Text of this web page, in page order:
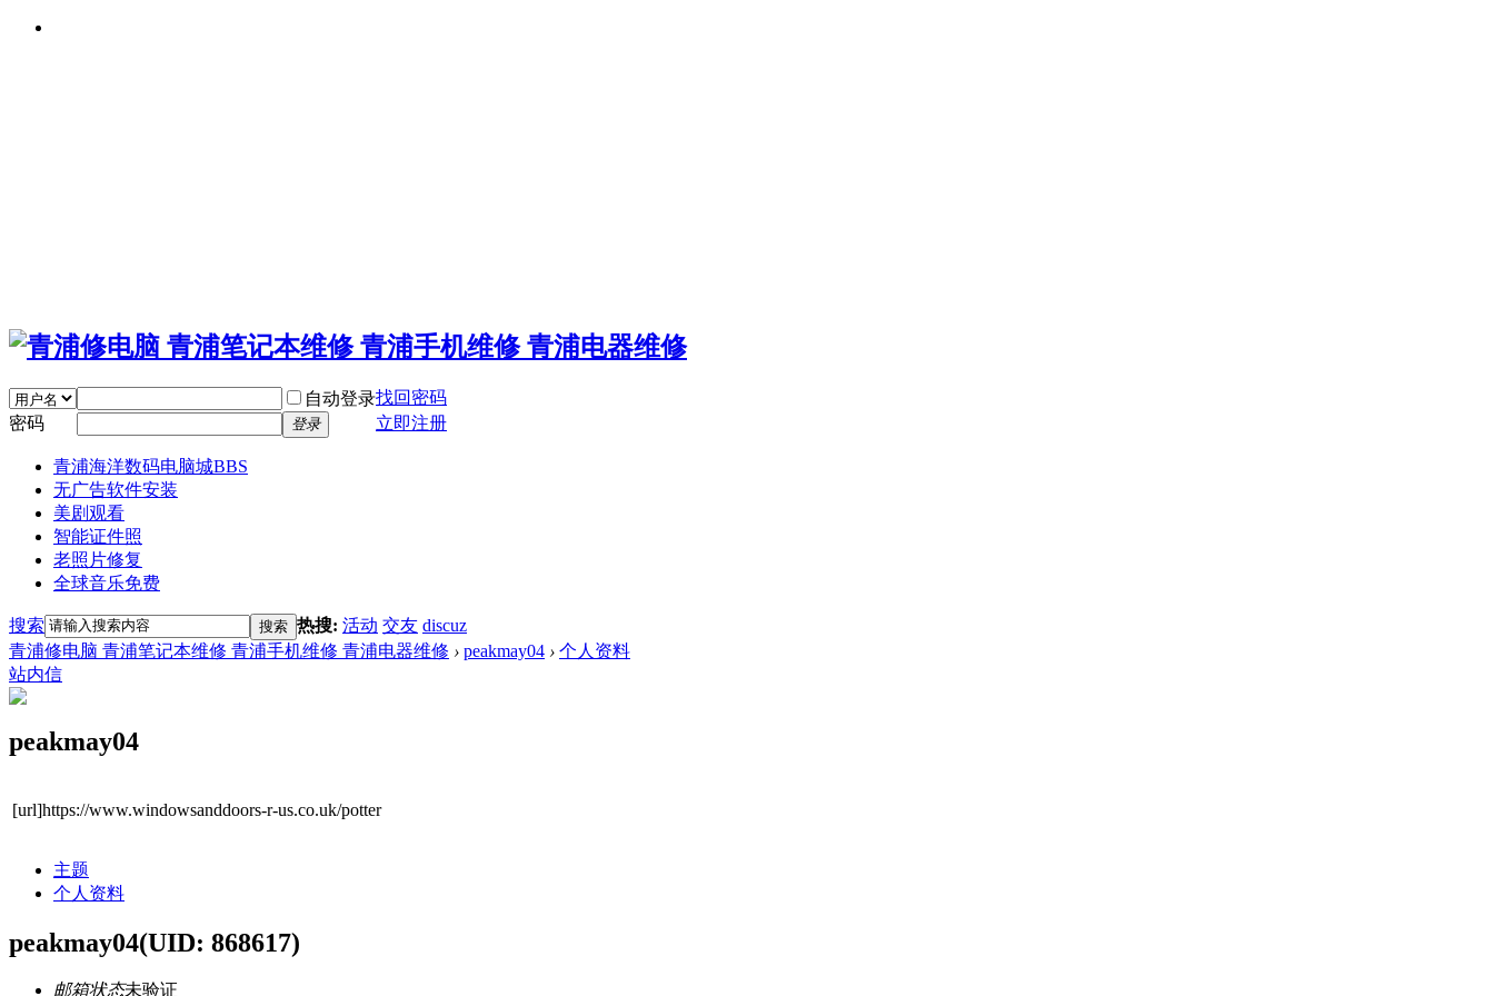
自动登录找回密码
密码
登录 立即注册
青浦海洋数码电脑城BBS
无广告软件安装
美剧观看
智能证件照
老照片修复
全球音乐免费
搜索 搜索 热搜: 活动 交友 discuz
青浦修电脑 青浦笔记本维修 青浦手机维修 青浦电器维修 › peakmay04 › 个人资料
站内信
peakmay04
[url]https://www.windowsanddoors-r-us.co.uk/potter
主题
个人资料
peakmay04(UID: 868617)
邮箱状态未验证